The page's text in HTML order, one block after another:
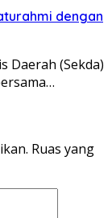
dengan
Daerah (Sekda)
Ruas yang